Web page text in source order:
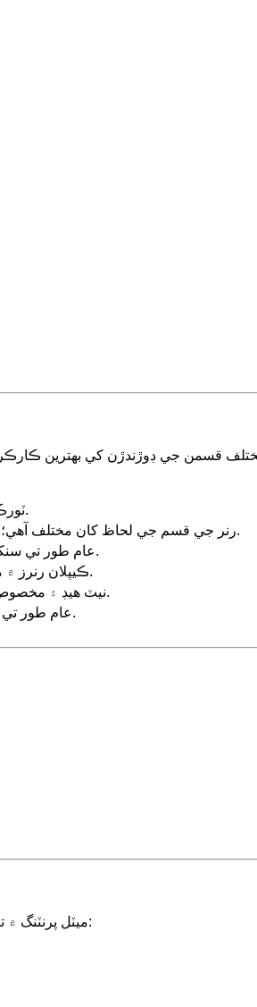
ٽورڪ ۽ رفتار کي متاثر ڪري ٿو؛ وڏا قطر وڌيڪ ٽورڪ پيدا ڪن ٿا.
رنر جي قسم جي لحاظ کان مختلف آهي؛ هائيڊولڪ ڪارڪردگي ۽ وهڪري جي ورڇ کي متاثر ڪري ٿو.
عام طور تي سنکنرن جي مزاحمت لاءِ اسٽينلیس سٹیل، ڪانسي، يا جامع مواد.
ڪيپلان رنرز ۾ ملي ٿو؛ متغير وهڪري جي تحت ڪارڪردگي کي بهتر بڻائي ٿو.
نيٽ هيڊ ۽ مخصوص رفتار جي حساب سان طئي ٿيل؛ جنريٽر جي ميچنگ لاءِ اهم.
عام طور تي 80٪ کان 95٪ تائين هوندي آهي؛ رد عمل واري ٽربائن ۾ وڌيڪ.
ڪمپيوٽيشنل فلوئڊ ڊائنامڪس (CFD) ۽ 3D ميٽل پرنٽنگ ۾ ترقي سان، ٽربائن رنر ڊيزائن ترقي ڪري رهيو آهي: